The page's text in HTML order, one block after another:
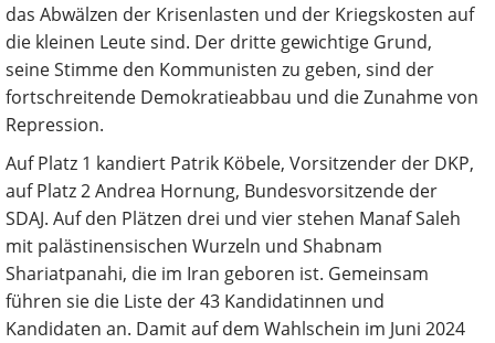
das Abwälzen der Krisenlasten und der Kriegskosten auf
die kleinen Leute sind. Der dritte gewichtige Grund,
seine Stimme den Kommunisten zu geben, sind der
fortschreitende Demokratieabbau und die Zunahme von
Repression.
Auf Platz 1 kandiert Patrik Köbele, Vorsitzender der DKP,
auf Platz 2 Andrea Hornung, Bundesvorsitzende der
SDAJ. Auf den Plätzen drei und vier stehen Manaf Saleh
mit palästinensischen Wurzeln und Shabnam
Shariatpanahi, die im Iran geboren ist. Gemeinsam
führen sie die Liste der 43 Kandidatinnen und
Kandidaten an. Damit auf dem Wahlschein im Juni 2024